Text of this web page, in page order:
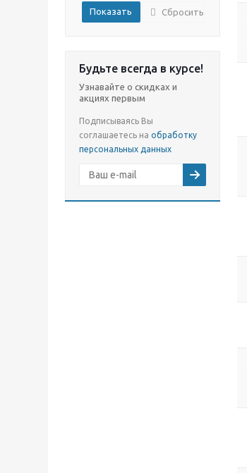
Сбросить
Будьте всегда в курсе!
Узнавайте о скидках и
акциях первым
Подписываясь Вы
соглашаетесь на обработку
персональных данных